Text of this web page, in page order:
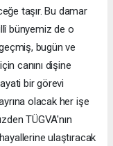
taşır. Bu damar
bünyemiz de o
bugün ve
canını dişine
bir görevi
olacak her işe
TÜGVA'nın
ulaştıracak